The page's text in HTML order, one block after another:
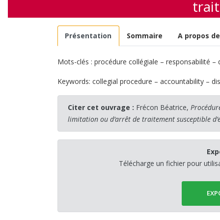
Présentation Sommaire A propos
Mots-clés : procédure collégiale – responsabilité –
Keywords: collegial procedure – accountability –
Citer cet ouvrage : Frécon Béatrice,
limitation ou d’arrêt de traitement susceptible
Télécharge un fichier pour